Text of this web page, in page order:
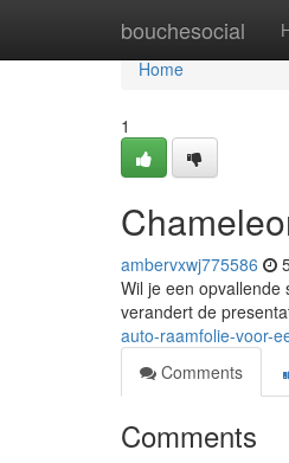
bouchesocial
Home
Home
1
ambervxwj775586
Wil je een
verandert de
auto-raamfolie-voor-
Comments
Comments